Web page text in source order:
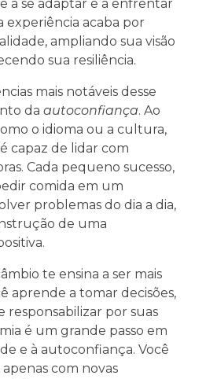
a se adaptar e a enfrentar
experiência acaba por
ampliando sua visão
sua resiliência.
mais notáveis desse
da autoconfiança. Ao
o idioma ou a cultura,
capaz de lidar com
Cada pequeno sucesso,
comida em um
problemas do dia a dia,
de uma
te ensina a ser mais
aprende a tomar decisões,
responsabilizar por suas
é um grande passo em
e à autoconfiança. Você
com novas